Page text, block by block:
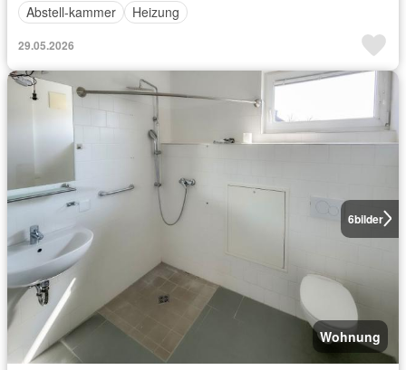
Abstell-kammer
Heizung
29.05.2026
6bilder
Wohnung